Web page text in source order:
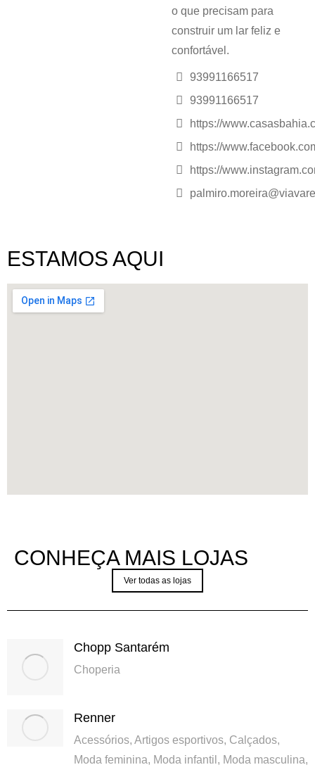
o que precisam para
construir um lar feliz e
confortável.
93991166517
93991166517
https://
https://
https://
ESTAMOS AQUI
CONHEÇA MAIS LOJAS
Ver todas as lojas
Chopp Santarém
Choperia
Renner
Acessórios, Artigos esportivos, Calçados,
Moda feminina, Moda infantil , Moda masculina,